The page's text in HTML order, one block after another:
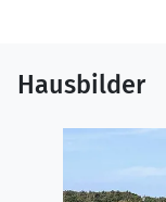
Hausbilder